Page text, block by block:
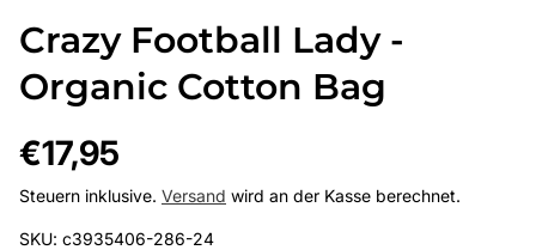
Crazy Football Lady -
Organic Cotton Bag
Regulärer
Preis
€17,95
Steuern inklusive. Versand wird an der Kasse berechnet.
SKU: c3935406-286-24